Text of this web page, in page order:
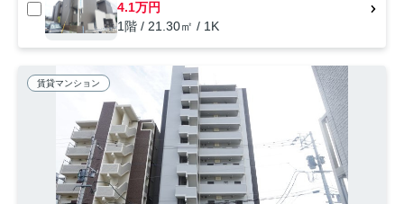
4.1万円
1階 / 21.30㎡ / 1K
賃貸マンション